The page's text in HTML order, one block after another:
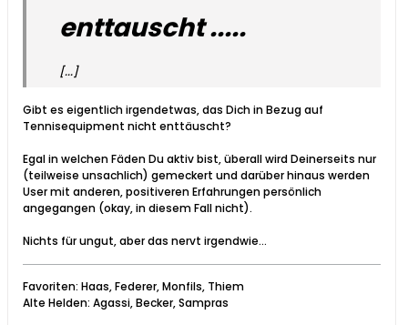
enttauscht .....
[...]
Gibt es eigentlich irgendetwas, das Dich in Bezug auf
Tennisequipment nicht enttäuscht?
Egal in welchen Fäden Du aktiv bist, überall wird Deinerseits nur
(teilweise unsachlich) gemeckert und darüber hinaus werden
User mit anderen, positiveren Erfahrungen persönlich
angegangen (okay, in diesem Fall nicht).
Nichts für ungut, aber das nervt irgendwie...
Favoriten: Haas, Federer, Monfils, Thiem
Alte Helden: Agassi, Becker, Sampras